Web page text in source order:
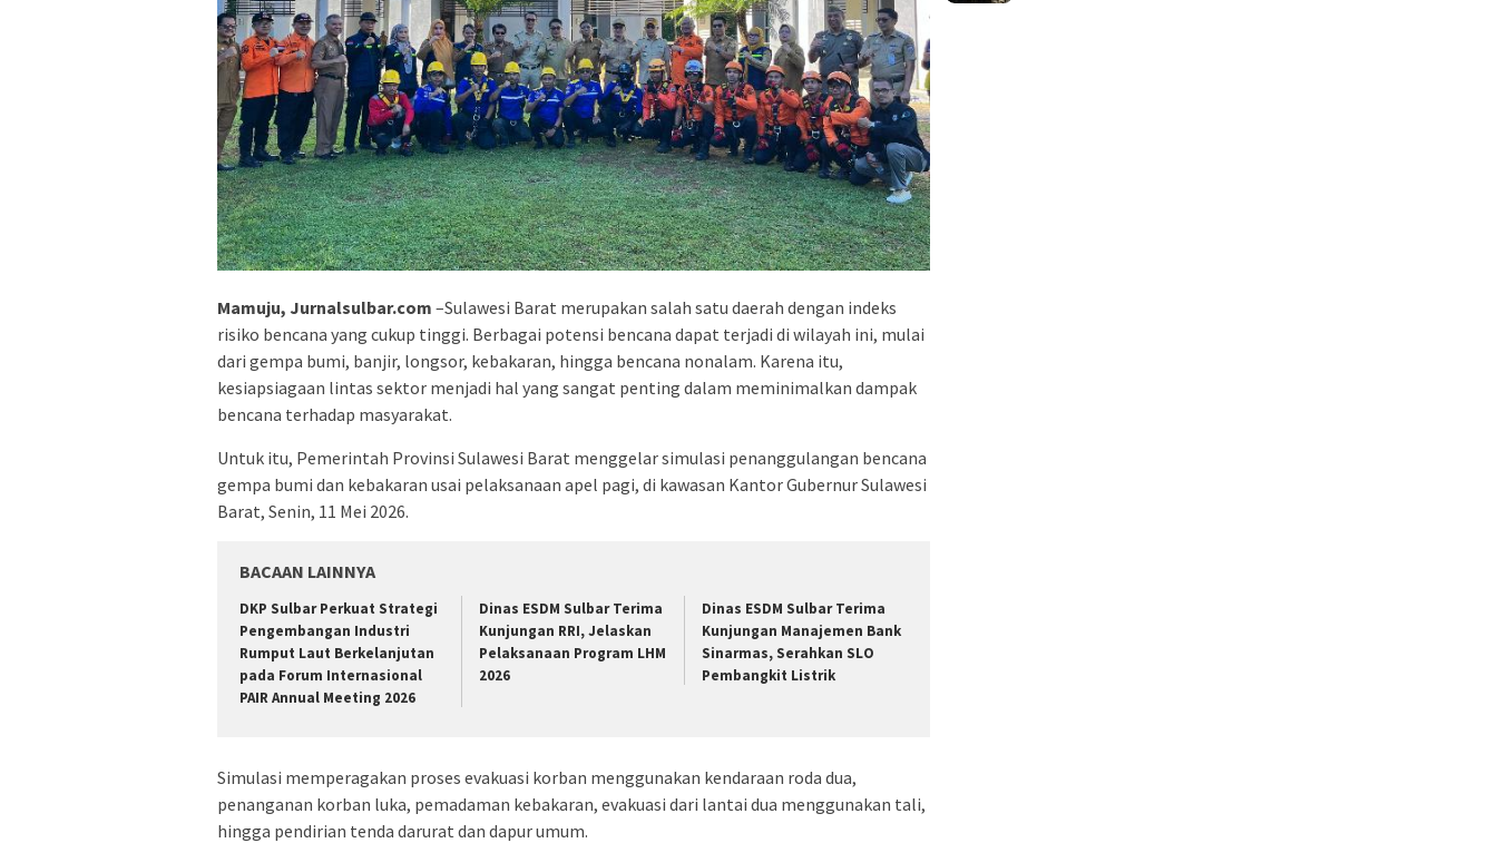
Mamuju, Jurnalsulbar.com –Sulawesi Barat merupakan salah satu daerah dengan indeks
risiko bencana yang cukup tinggi. Berbagai potensi bencana dapat terjadi di wilayah ini, mulai
dari gempa bumi, banjir, longsor, kebakaran, hingga bencana nonalam. Karena itu,
kesiapsiagaan lintas sektor menjadi hal yang sangat penting dalam meminimalkan dampak
bencana terhadap masyarakat.
Untuk itu, Pemerintah Provinsi Sulawesi Barat menggelar simulasi penanggulangan bencana
gempa bumi dan kebakaran usai pelaksanaan apel pagi, di kawasan Kantor Gubernur Sulawesi
Barat, Senin, 11 Mei 2026.
BACAAN LAINNYA
DKP Sulbar Perkuat Strategi
Pengembangan Industri
Rumput Laut Berkelanjutan
pada Forum Internasional
PAIR Annual Meeting 2026
Dinas ESDM Sulbar Terima
Kunjungan RRI, Jelaskan
Pelaksanaan Program LHM
2026
Dinas ESDM Sulbar Terima
Kunjungan Manajemen Bank
Sinarmas, Serahkan SLO
Pembangkit Listrik
Simulasi memperagakan proses evakuasi korban menggunakan kendaraan roda dua,
penanganan korban luka, pemadaman kebakaran, evakuasi dari lantai dua menggunakan tali,
hingga pendirian tenda darurat dan dapur umum.